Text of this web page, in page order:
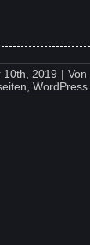
10th, 2019 | Von
WordPress